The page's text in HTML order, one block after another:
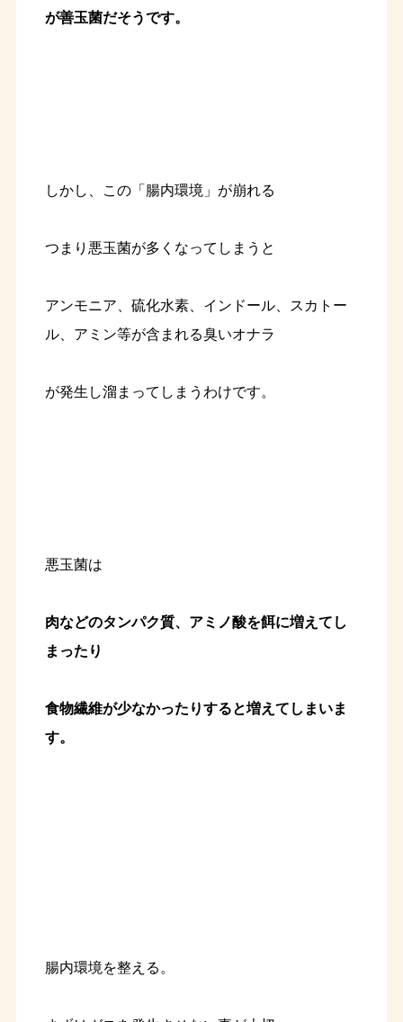
が善玉菌だそうです。
しかし、この「腸内環境」が崩れる
つまり悪玉菌が多くなってしまうと
アンモニア、硫化水素、インドール、スカトー
ル、アミン等が含まれる臭いオナラ
が発生し溜まってしまうわけです。
悪玉菌は
肉などのタンパク質、アミノ酸を餌に増えてし
まったり
食物繊維が少なかったりすると増えてしまいま
す。
腸内環境を整える。